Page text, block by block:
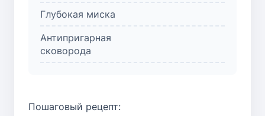
Глубокая миска
Антипригарная
сковорода
Пошаговый рецепт: